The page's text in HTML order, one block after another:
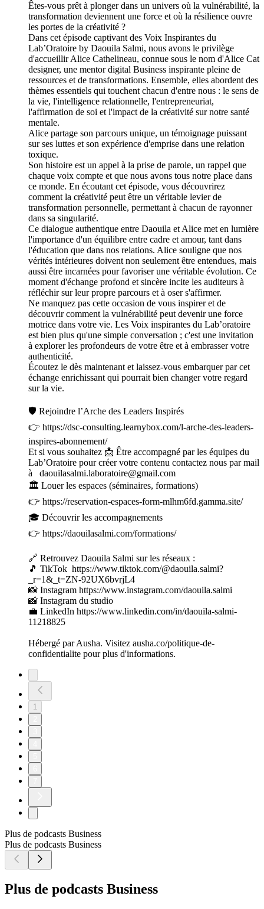
Êtes-vous prêt à plonger dans un univers où la vulnérabilité, la
transformation deviennent une force et où la résilience ouvre
les portes de la créativité ?
Dans cet épisode captivant des Voix Inspirantes du
Lab’Oratoire by Daouila Salmi, nous avons le privilège
d'accueillir Alice Cathelineau, connue sous le nom d'Alice Cat
designer, une mentor digital Business inspirante pleine de
ressources et de transformations. Ensemble, elles abordent des
thèmes essentiels qui touchent chacun d'entre nous : le sens de
la vie, l'intelligence relationnelle, l'entrepreneuriat,
l'affirmation de soi et l'impact de la créativité sur notre santé
mentale.
Alice partage son parcours unique, un témoignage puissant
sur ses luttes et son expérience d'emprise dans une relation
toxique.
Son histoire est un appel à la prise de parole, un rappel que
chaque voix compte et que nous avons tous notre place dans
ce monde. En écoutant cet épisode, vous découvrirez
comment la créativité peut être un véritable levier de
transformation personnelle, permettant à chacun de rayonner
dans sa singularité.
Ce dialogue authentique entre Daouila et Alice met en lumière
l'importance d'un équilibre entre cadre et amour, tant dans
l'éducation que dans nos relations. Alice souligne que nos
vérités intérieures doivent non seulement être entendues, mais
aussi être incarnées pour favoriser une véritable évolution. Ce
moment d'échange profond et sincère incite les auditeurs à
réfléchir sur leur propre parcours et à oser s'affirmer.
Ne manquez pas cette occasion de vous inspirer et de
découvrir comment la vulnérabilité peut devenir une force
motrice dans votre vie. Les Voix inspirantes du Lab’oratoire
est bien plus qu'une simple conversation ; c'est une invitation
à explorer les profondeurs de votre être et à embrasser votre
authenticité.
Écoutez le dès maintenant et laissez-vous embarquer par cet
échange enrichissant qui pourrait bien changer votre regard
sur la vie.
🛡️ Rejoindre l’Arche des Leaders Inspirés
👉 https://dsc-consulting.learnybox.com/l-arche-des-leaders-
inspires-abonnement/
Et si vous souhaitez 📩 Être accompagné par les équipes du
Lab’Oratoire pour créer votre contenu contactez nous par mail
à daouilasalmi.laboratoire@gmail.com
🏛️ Louer les espaces (séminaires, formations)
👉 https://reservation-espaces-form-mlhm6fd.gamma.site/
🎓 Découvrir les accompagnements
👉 https://daouilasalmi.com/formations/
🔗 Retrouvez Daouila Salmi sur les réseaux :
🎵 TikTok https://www.tiktok.com/@daouila.salmi?
_r=1&_t=ZN-92UX6bvrjL4
📸 Instagram https://www.instagram.com/daouila.salmi
📸 Instagram du studio
💼 LinkedIn https://www.linkedin.com/in/daouila-salmi-
11218825
Hébergé par Ausha. Visitez ausha.co/politique-de-
confidentialite pour plus d'informations.
1
Plus de podcasts Business
Plus de podcasts Business
Plus de podcasts Business